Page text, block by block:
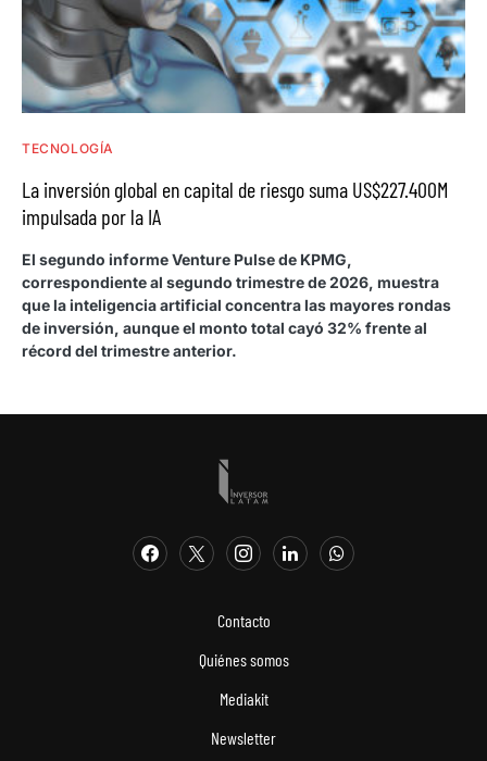
TECNOLOGÍA
La inversión global en capital de riesgo suma US$227.400M
impulsada por la IA
El segundo informe Venture Pulse de KPMG,
correspondiente al segundo trimestre de 2026, muestra
que la inteligencia artificial concentra las mayores rondas
de inversión, aunque el monto total cayó 32% frente al
récord del trimestre anterior.
Contacto
Quiénes somos
Mediakit
Newsletter